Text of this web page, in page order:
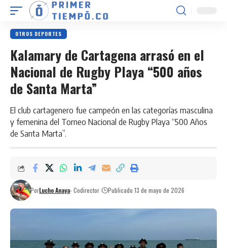
OTROS DEPORTES
Kalamary de Cartagena arrasó en el
Nacional de Rugby Playa “500 años
de Santa Marta”
El club cartagenero fue campeón en las categorías masculina
y femenina del Torneo Nacional de Rugby Playa “500 Años
de Santa Marta”.
PorLucho Anaya- Codirector Publicado 13 de mayo de 2026